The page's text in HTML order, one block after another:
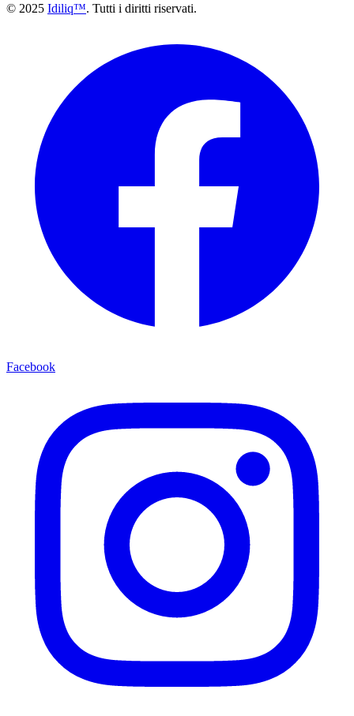
© 2025 Idiliq™. Tutti i diritti riservati.
Facebook